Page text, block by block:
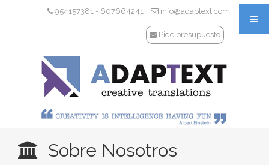
info@adaptext.com
954157381 - 607664241
Pide presupuesto
Sobre Nosotros